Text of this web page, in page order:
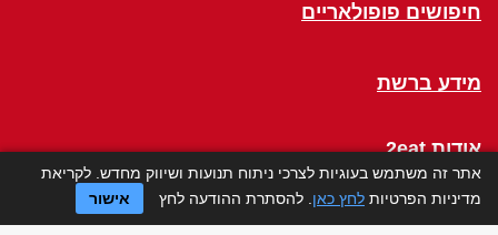
חיפושים פופולאריים
מידע ברשת
אודות 2eat
Click a Table
אתר זה משתמש בעוגיות לצרכי ניתוח תנועות ושיווק מחדש. לקריאת
מדיניות הפרטיות לחץ כאן . להסתרת ההודעה לחץ אישור